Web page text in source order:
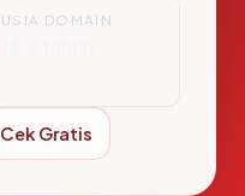
USIA DOMAIN
Cek Gratis